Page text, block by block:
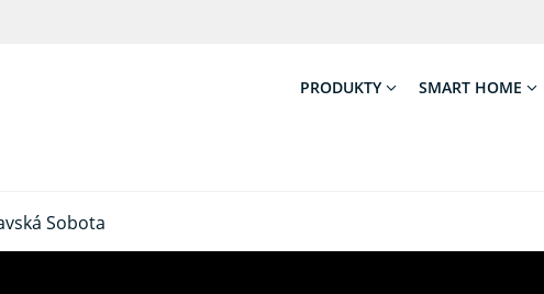
PRODUKTY SMART HOME
Sobota